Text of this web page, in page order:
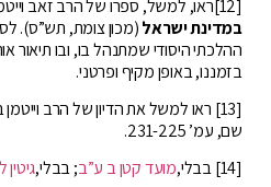
במדינת ישראל(מכון צומת, תש”ס).
ההלכתי היסודי שמתנהל בו, ובו תיאור
בזמננו, באופן מקיף ופרטני.
[13] ראו למשל את הדיון של הרב
שם, עמ’ 231-225.
מועד קטן ב ע”ב; בבלי,גיטין